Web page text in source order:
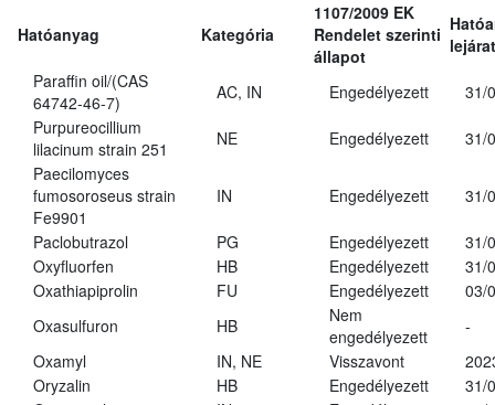
Hatóanyag Kategória
1107/2009 EK
Rendelet szerinti
állapot
Paraffin oil/(CAS
64742-46-7)
AC, IN Engedélyezett
31/
Purpureocillium
lilacinum strain 251
NE Engedélyezett
31/
Paecilomyces
fumosoroseus strain
Fe9901
IN Engedélyezett 31/
Paclobutrazol PG Engedélyezett
31/
Oxyfluorfen
HB Engedélyezett
31/
Oxathiapiprolin
FU Engedélyezett
03/
Oxasulfuron
HB
Nem
engedélyezett
-
Oxamyl
IN, NE Visszavont
Oryzalin
HB Engedélyezett
31/